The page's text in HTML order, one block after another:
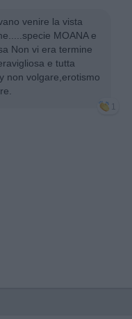
venire la vista
MOANA e
Non vi era termine
e tutta
non volgare,erotismo
1